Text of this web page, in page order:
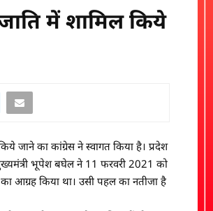
में शामिल किये
जाने का कांग्रेस ने स्वागत किया है। प्रदेश
भूपेश बघेल ने 11 फरवरी 2021 को
का आग्रह किया था। उसी पहल का नतीजा है